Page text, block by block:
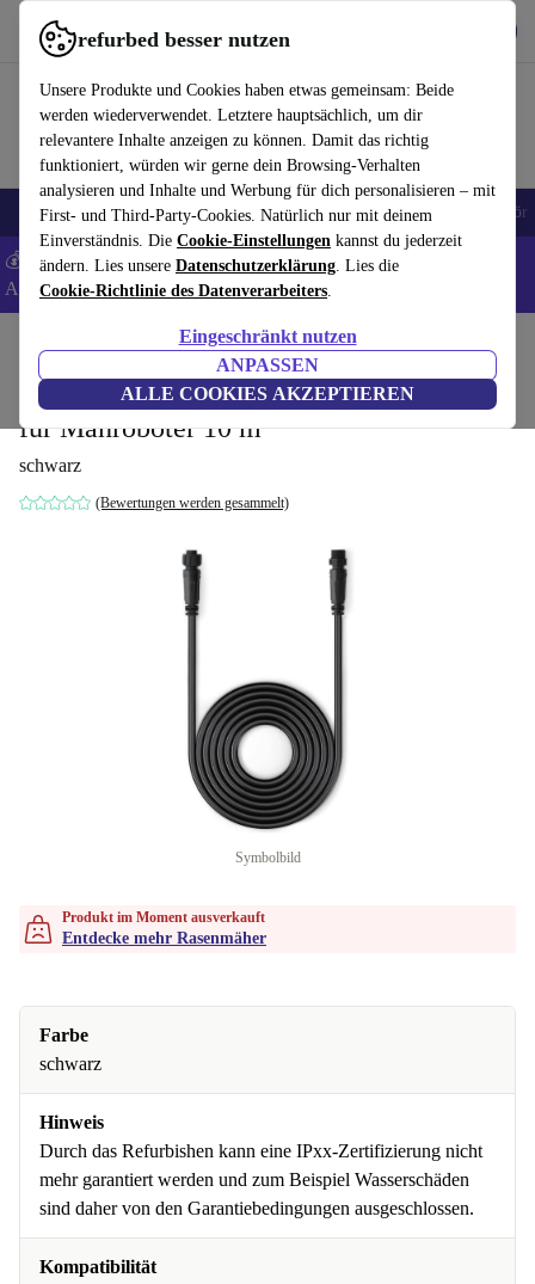
refurbed besser nutzen
Unsere Produkte und Cookies haben etwas gemeinsam: Beide
werden wiederverwendet. Letztere hauptsächlich, um dir
relevantere Inhalte anzeigen zu können. Damit das richtig
funktioniert, würden wir gerne dein Browsing-Verhalten
analysieren und Inhalte und Werbung für dich personalisieren – mit
First- und Third-Party-Cookies. Natürlich nur mit deinem
Einverständnis. Die Cookie-Einstellungen kannst du jederzeit
ändern. Lies unsere Datenschutzerklärung. Lies die
Cookie-Richtlinie des Datenverarbeiters.
Eingeschränkt nutzen
ANPASSEN
ALLE COOKIES AKZEPTIEREN
refurbed schnell und einfach nutzen
🎒 Back to school Handys Laptops Tablets Smartwatches Zubehör
💰 Extra -5% auf Samsung- und Google-Smartphones - Code:
ANDROID5 -AGB
Garten Rasenmäher
Ecovacs GEX010001 Verlängerungskabel
für Mähroboter 10 m
schwarz
(Bewertungen werden gesammelt)
Symbolbild
Produkt im Moment ausverkauft
Entdecke mehr Rasenmäher
Farbe
schwarz
Hinweis
Durch das Refurbishen kann eine IPxx-Zertifizierung nicht
mehr garantiert werden und zum Beispiel Wasserschäden
sind daher von den Garantiebedingungen ausgeschlossen.
Kompatibilität